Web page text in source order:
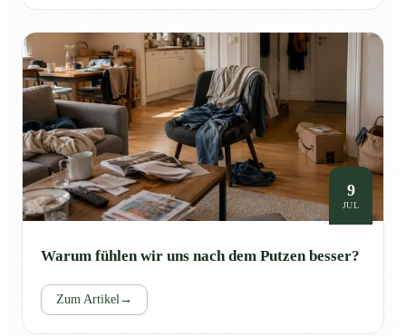
9
JUL
Warum fühlen wir uns nach dem Putzen besser?
Zum Artikel→